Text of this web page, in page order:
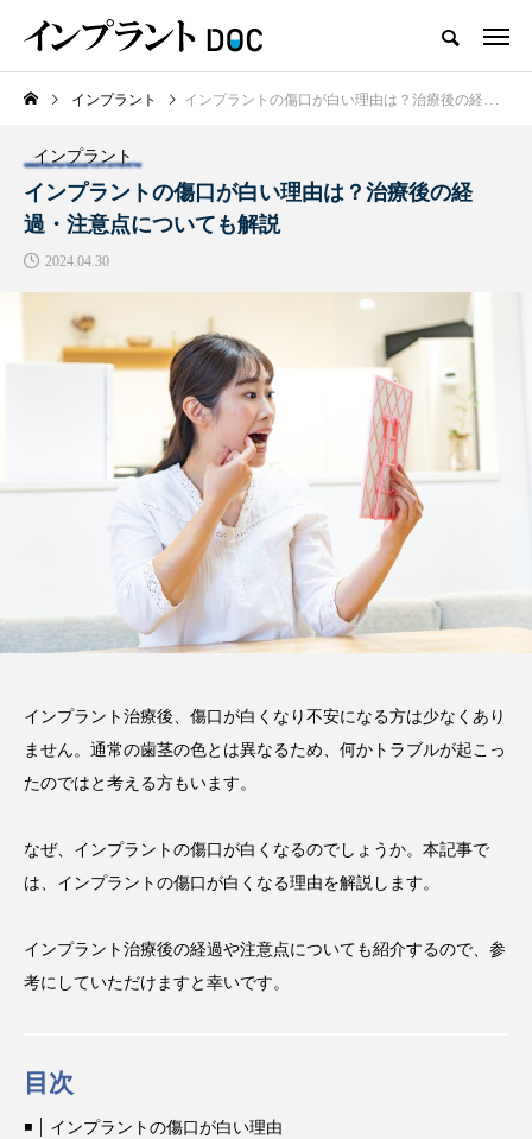
おすすめ名医紹介
横浜市おすすめの歯がボロボロの
2025.10.21
注目のトピック
おすすめ名医一覧 インプラント
インプラントオーバーデンチャー 前歯
インプラント インプラントの傷口が白い理由は？治療後の経過・注意点についても解説
インプラント
インプラントの傷口が白い理由は？治療後の経
過・注意点についても解説
2024.04.30
インプラント治療後、傷口が白くなり不安になる方は少なくあり
ません。通常の歯茎の色とは異なるため、何かトラブルが起こっ
たのではと考える方もいます。
なぜ、インプラントの傷口が白くなるのでしょうか。本記事で
は、インプラントの傷口が白くなる理由を解説します。
インプラント治療後の経過や注意点についても紹介するので、参
考にしていただけますと幸いです。
目次
インプラントの傷口が白い理由